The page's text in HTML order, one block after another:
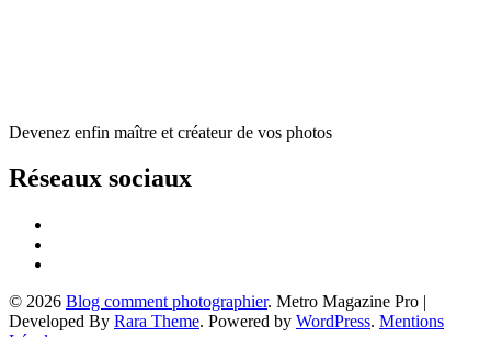
Devenez enfin maître et créateur de vos photos
Réseaux sociaux
© 2026 Blog comment photographier. Metro Magazine Pro |
Developed By Rara Theme. Powered by WordPress. Mentions